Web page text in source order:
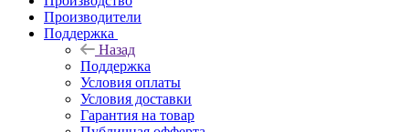
Производители
Поддержка
Назад
Поддержка
Условия оплаты
Условия доставки
Гарантия на товар